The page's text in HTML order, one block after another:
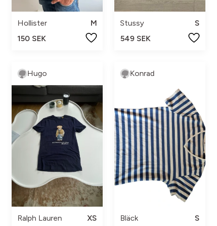
Hollister
M
150 SEK
Stussy
S
549 SEK
Hugo
Ralph Lauren
XS
Konrad
Bläck
S